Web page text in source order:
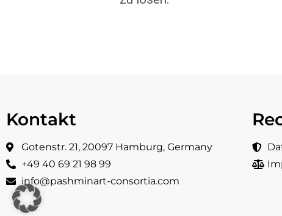
Kontakt
Gotenstr. 21, 20097 Hamburg, Germany
+49 40 69 21 98 99
info@pashminart-consortia.com